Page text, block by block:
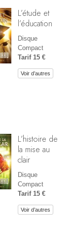
L’étude et
l’éducation
Disque
Compact
Tarif 15 €
Voir d’autres
L’histoire de
la mise au
clair
Disque
Compact
Tarif 15 €
Voir d’autres